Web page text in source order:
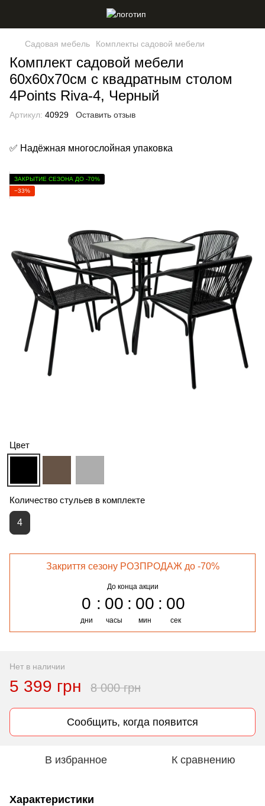
Садовая мебель Комплекты садовой мебели
Комплект садовой мебели
60х60х70см с квадратным столом
4Points Riva-4, Черный
Артикул: 40929 Оставить отзыв
✅ Надёжная многослойная упаковка
ЗАКРЫТИЕ СЕЗОНА ДО -70%
−33%
Цвет
Количество стульев в комплекте
4
Закриття сезону РОЗПРОДАЖ до -70%
До конца акции
0
дни
00
часы
00
мин
00
сек
Нет в наличии
5 399 грн 8 000 грн
Сообщить, когда появится
В избранное К сравнению
Характеристики